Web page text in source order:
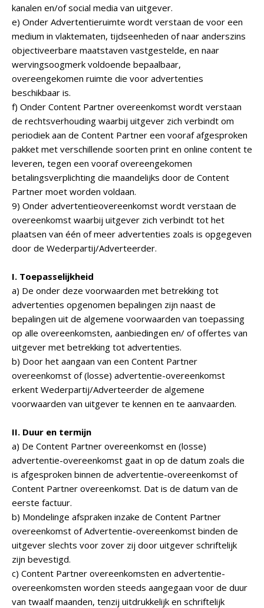
kanalen en/of social media van uitgever.
e) Onder Advertentieruimte wordt verstaan de voor een
medium in vlaktematen, tijdseenheden of naar anderszins
objectiveerbare maatstaven vastgestelde, en naar
wervingsoogmerk voldoende bepaalbaar,
overeengekomen ruimte die voor advertenties
beschikbaar is.
f) Onder Content Partner overeenkomst wordt verstaan
de rechtsverhouding waarbij uitgever zich verbindt om
periodiek aan de Content Partner een vooraf afgesproken
pakket met verschillende soorten print en online content te
leveren, tegen een vooraf overeengekomen
betalingsverplichting die maandelijks door de Content
Partner moet worden voldaan.
9) Onder advertentieovereenkomst wordt verstaan de
overeenkomst waarbij uitgever zich verbindt tot het
plaatsen van één of meer advertenties zoals is opgegeven
door de Wederpartij/Adverteerder.
I. Toepasselijkheid
a) De onder deze voorwaarden met betrekking tot
advertenties opgenomen bepalingen zijn naast de
bepalingen uit de algemene voorwaarden van toepassing
op alle overeenkomsten, aanbiedingen en/ of offertes van
uitgever met betrekking tot advertenties.
b) Door het aangaan van een Content Partner
overeenkomst of (losse) advertentie-overeenkomst
erkent Wederpartij/Adverteerder de algemene
voorwaarden van uitgever te kennen en te aanvaarden.
II. Duur en termijn
a) De Content Partner overeenkomst en (losse)
advertentie-overeenkomst gaat in op de datum zoals die
is afgesproken binnen de advertentie-overeenkomst of
Content Partner overeenkomst. Dat is de datum van de
eerste factuur.
b) Mondelinge afspraken inzake de Content Partner
overeenkomst of Advertentie-overeenkomst binden de
uitgever slechts voor zover zij door uitgever schriftelijk
zijn bevestigd.
c) Content Partner overeenkomsten en advertentie-
overeenkomsten worden steeds aangegaan voor de duur
van twaalf maanden, tenzij uitdrukkelijk en schriftelijk